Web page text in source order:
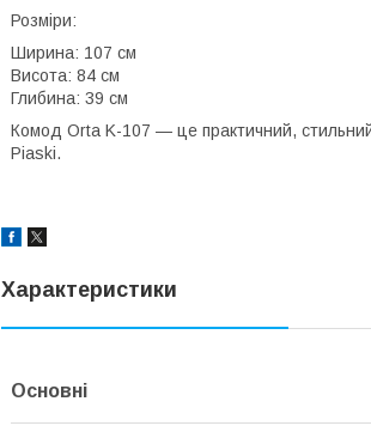
Розміри:
Ширина: 107 см
Висота: 84 см
Глибина: 39 см
Комод Orta K-107 — це практичний, стильний
Piaski.
Характеристики
Основні